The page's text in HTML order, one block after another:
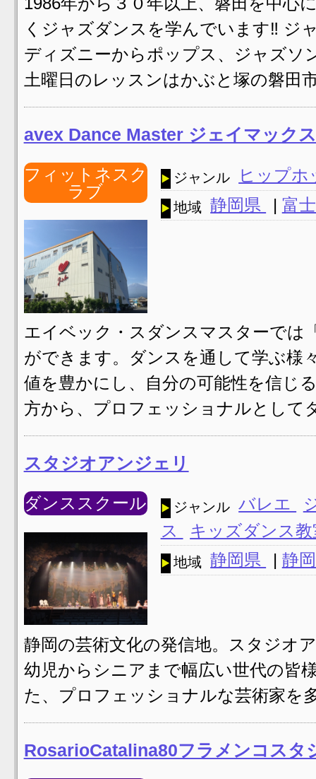
くジャズダンスを学んでいます‼ ジ
ディズニーからポップス、ジャズソ
土曜日のレッスンはかぶと塚の磐田
avex Dance Master ジェイマックス
フィットネスク
ラブ
ジャンル ヒップホ
地域 静岡県 | 富
エイベック・スダンスマスターでは
ができます。ダンスを通して学ぶ様
値を豊かにし、自分の可能性を信じ
方から、プロフェッショナルとし
スタジオアンジェリ
ダンススクール ジャンル バレエ
ス
キッズダンス
地域 静岡県 | 静
静岡の芸術文化の発信地。スタジオ
幼児からシニアまで幅広い世代の皆
た、プロフェッショナルな芸術家を
RosarioCatalina80フラメンコスタ